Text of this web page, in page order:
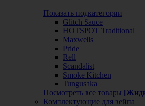
Показать подкатегории
Glitch Sauce
HOTSPOT Traditional
Maxwells
Pride
Rell
Scandalist
Smoke Kitchen
Tungushka
Посмотреть все товары
Комплектующие для вейпа